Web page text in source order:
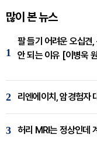
많이 본 뉴스
1
팔 들기 어려운 오십견
안 되는 이유 [이병욱
2 리엔에이치, 암경험자
3 허리 MRI는 정상인데